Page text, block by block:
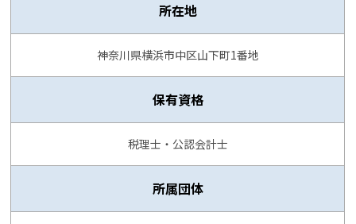
所在地
神奈川県横浜市中区山下町1番地
保有資格
税理士・公認会計士
所属団体